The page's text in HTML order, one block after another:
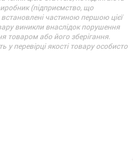
(підприємство, що
частиною першою цієї
виникли внаслідок порушення
товаром або його зберігання.
перевірці якості товару особисто